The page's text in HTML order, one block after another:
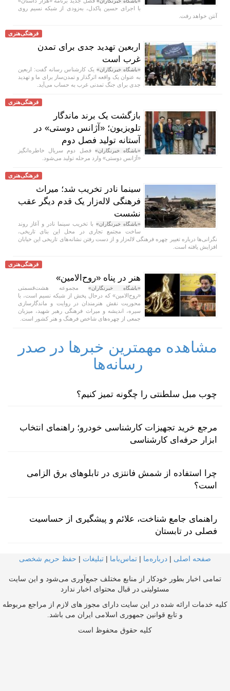
با اجرای حسین پاکدل، به‌زودی از شبکه نسیم روی
آنتن خواهد رفت.
فرهنگی‌هنری
اربعین تهدید جدی برای تمدن
غرب است
«باشگاه خبرنگاران» یک کارشناس رسانه گفت: اربعین
به عنوان یک واقعه اثرگذار و تمدن‌ساز برای ما و تهدید
جدی برای جنگ تمدنی غرب به حساب می‌آید.
فرهنگی‌هنری
بازگشت یک برند ماندگار
تلویزیون؛ «آژانس دوستی» در
آستانه تولید فصل دوم
«باشگاه خبرنگاران» فصل دوم سریال خاطره‌انگیز
«آژانس دوستی» وارد مرحله تولید می‌شود.
فرهنگی‌هنری
سینما نادر تخریب شد؛ میراث
فرهنگی لاله‌زار یک قدم دیگر عقب
نشست
«باشگاه خبرنگاران» با تخریب سینما نادر و آغاز روند
ساخت مجتمع تجاری در محل این بنای تاریخی،
نگرانی‌ها درباره تغییر چهره فرهنگی لاله‌زار و از دست رفتن نشانه‌های تاریخی این خیابان
افزایش یافته است.
فرهنگی‌هنری
هنر در پناه «روح‌الامین»
«باشگاه خبرنگاران»مجموعه هشت‌قسمتی
«روح‌الامین» که درحال پخش از شبکه نسیم است، با
محوریت نقش هنرمندان در روایت و ماندگارسازی
سیره، اندیشه و میراث فرهنگی رهبر شهید، میزبان
جمعی از چهره‌های شاخص فرهنگ و هنر کشور است.
مشاهده مهمترین خبرها در صدر
رسانه‌ها
چوب مبل سلطنتی را چگونه تمیز کنیم؟
مرجع خرید تجهیزات کارشناسی خودرو؛ راهنمای انتخاب
ابزار حرفه‌ای کارشناسی
چرا استفاده از شمش فانتزی در تابلوهای برق الزامی
است؟
راهنمای جامع شناخت، علائم و پیشگیری از حساسیت
فصلی در تابستان
صفحه اصلی | درباره‌ما | تماس‌با‌ما | تبلیغات | حفظ حریم شخصی
تمامی اخبار بطور خودکار از منابع مختلف جمع‌آوری می‌شود و این سایت
مسئولیتی در قبال محتوای اخبار ندارد
کلیه خدمات ارائه شده در این سایت دارای مجوز های لازم از مراجع مربوطه
و تابع قوانین جمهوری اسلامی ایران می باشد.
کلیه حقوق محفوظ است